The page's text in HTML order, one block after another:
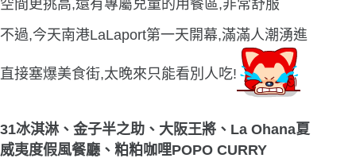
空間更挑高,還有專屬兒童的用餐區,非常舒服
不過,今天南港LaLaport第一天開幕,滿滿人潮湧進
直接塞爆美食街,太晚來只能看別人吃!
31冰淇淋、金子半之助、大阪王將、 La Ohana夏
威夷度假風餐廳、 粕粕咖哩POPO CURRY